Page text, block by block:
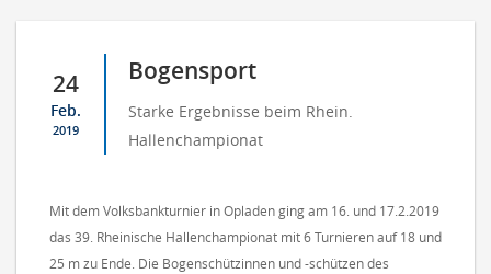
24
Feb.
2019
Bogensport
Starke Ergebnisse beim Rhein.
Hallenchampionat
Mit dem Volksbankturnier in Opladen ging am 16. und 17.2.2019
das 39. Rheinische Hallenchampionat mit 6 Turnieren auf 18 und
25 m zu Ende. Die Bogenschützinnen und -schützen des